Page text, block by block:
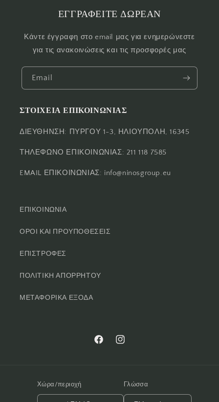
ΕΓΓΡΑΦΕΙΤΕ ΔΩΡΕΑΝ
Κάντε έγγραφη στο email μας για ενημερώνεστε
για τις ανακοινώσεις και τις προσφορές μας
Email
ΣΤΟΙΧΕΙΑ ΕΠΙΚΟΙΝΩΝΙΑΣ
ΔΙΕΥΘΗΝΣΗ: ΠΥΡΓΟΥ 1-3, ΗΛΙΟΥΠΟΛΗ, 16345
ΤΗΛΕΦΩΝΟ ΕΠΙΚΟΙΝΩΝΙΑΣ: 211 118 7585
EMAIL ΕΠΙΚΟΙΝΩΝΙΑΣ: info@ninosgroup.eu
ΕΠΙΚΟΙΝΩΝΙΑ
ΟΡΟΙ ΚΑΙ ΠΡΟΥΠΟΘΕΣΕΙΣ
ΕΠΙΣΤΡΟΦΕΣ
ΠΟΛΙΤΙΚΗ ΑΠΟΡΡΗΤΟΥ
ΜΕΤΑΦΟΡΙΚΑ ΕΞΟΔΑ
FacebookInstagram
Χώρα/περιοχή Γλώσσα